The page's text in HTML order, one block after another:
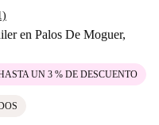
en Palos De Moguer,
UN 3 % DE DESCUENTO